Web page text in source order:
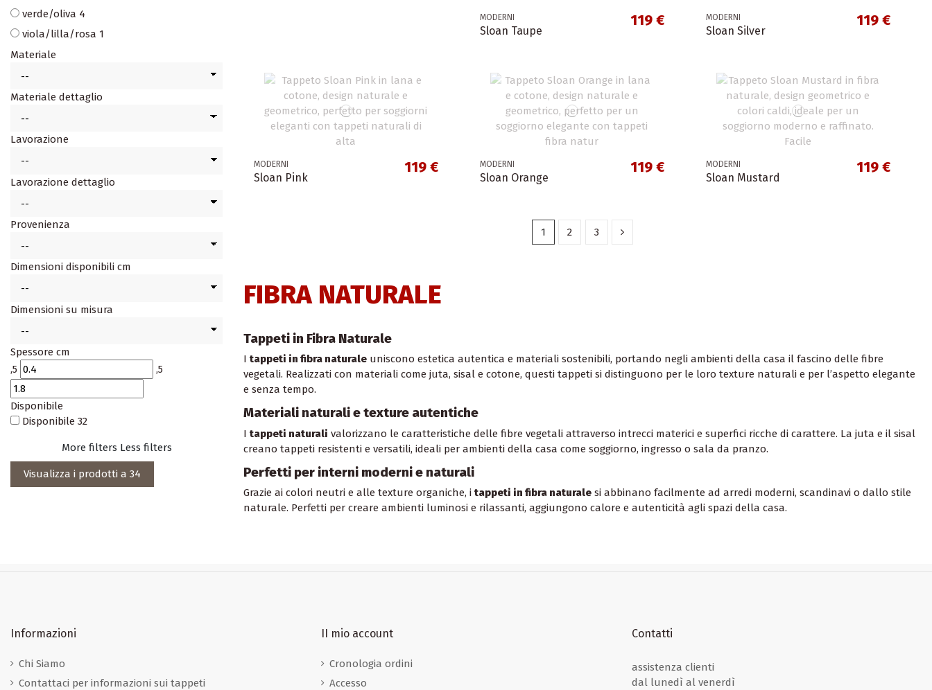
MODERNI
Sloan Taupe
119 € MODERNI
Sloan Silver
119 €
MODERNI
Sloan Pink
119 € MODERNI
Sloan Orange
119 € MODERNI
Sloan Mustard
119 €
1 2 3
FIBRA NATURALE
Tappeti in Fibra Naturale
I tappeti in fibra naturale uniscono estetica autentica e materiali sostenibili, portando negli ambienti della casa il fascino delle fibre
vegetali. Realizzati con materiali come juta, sisal e cotone, questi tappeti si distinguono per le loro texture naturali e per l’aspetto elegante
e senza tempo.
Materiali naturali e texture autentiche
I tappeti naturali valorizzano le caratteristiche delle fibre vegetali attraverso intrecci materici e superfici ricche di carattere. La juta e il sisal
creano tappeti resistenti e versatili, ideali per ambienti della casa come soggiorno, ingresso o sala da pranzo.
Perfetti per interni moderni e naturali
Grazie ai colori neutri e alle texture organiche, i tappeti in fibra naturale si abbinano facilmente ad arredi moderni, scandinavi o dallo stile
naturale. Perfetti per creare ambienti luminosi e rilassanti, aggiungono calore e autenticità agli spazi della casa.
verde/oliva 4
viola/lilla/rosa 1
Materiale
Materiale dettaglio
Lavorazione
Lavorazione dettaglio
Provenienza
Dimensioni disponibili cm
Dimensioni su misura
Spessore cm
,5
,5
Disponibile
Disponibile 32
More filters Less filters
Visualizza i prodotti a 34
Informazioni
Chi Siamo
Contattaci per informazioni sui tappeti
II mio account
Cronologia ordini
Accesso
Contatti
assistenza clienti
dal lunedì al venerdì